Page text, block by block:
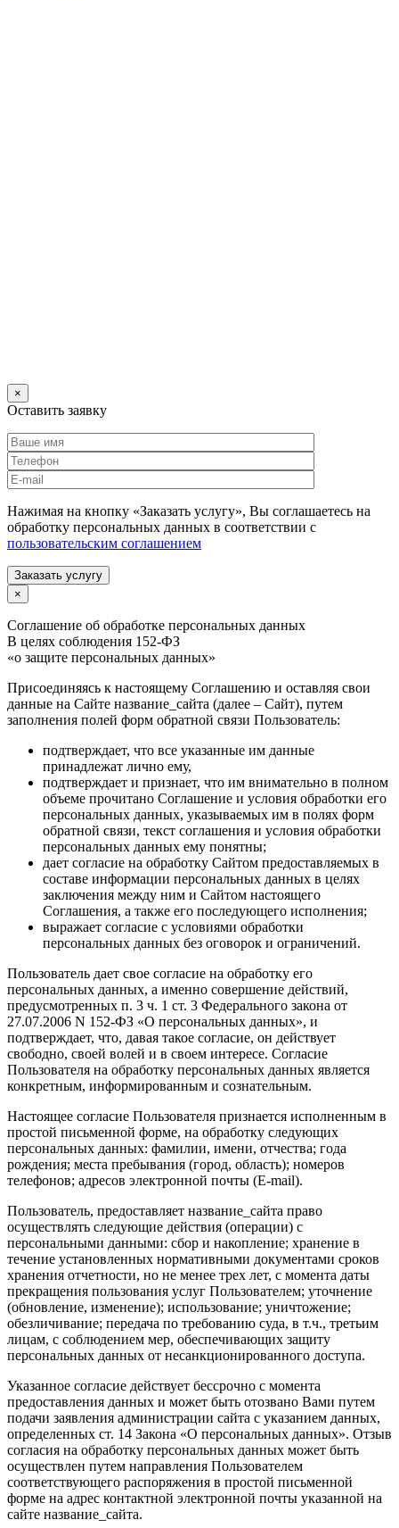
×
Оставить заявку
Нажимая на кнопку «Заказать услугу», Вы соглашаетесь на
обработку персональных данных в соответствии с
пользовательским соглашением
Заказать услугу
×
Соглашение об обработке персональных данных
В целях соблюдения 152-ФЗ
«о защите персональных данных»
Присоединяясь к настоящему Соглашению и оставляя свои
данные на Сайте название_сайта (далее – Сайт), путем
заполнения полей форм обратной связи Пользователь:
подтверждает, что все указанные им данные
принадлежат лично ему,
подтверждает и признает, что им внимательно в полном
объеме прочитано Соглашение и условия обработки его
персональных данных, указываемых им в полях форм
обратной связи, текст соглашения и условия обработки
персональных данных ему понятны;
дает согласие на обработку Сайтом предоставляемых в
составе информации персональных данных в целях
заключения между ним и Сайтом настоящего
Соглашения, а также его последующего исполнения;
выражает согласие с условиями обработки
персональных данных без оговорок и ограничений.
Пользователь дает свое согласие на обработку его
персональных данных, а именно совершение действий,
предусмотренных п. 3 ч. 1 ст. 3 Федерального закона от
27.07.2006 N 152-ФЗ «О персональных данных», и
подтверждает, что, давая такое согласие, он действует
свободно, своей волей и в своем интересе. Согласие
Пользователя на обработку персональных данных является
конкретным, информированным и сознательным.
Настоящее согласие Пользователя признается исполненным в
простой письменной форме, на обработку следующих
персональных данных: фамилии, имени, отчества; года
рождения; места пребывания (город, область); номеров
телефонов; адресов электронной почты (E-mail).
Пользователь, предоставляет название_сайта право
осуществлять следующие действия (операции) с
персональными данными: сбор и накопление; хранение в
течение установленных нормативными документами сроков
хранения отчетности, но не менее трех лет, с момента даты
прекращения пользования услуг Пользователем; уточнение
(обновление, изменение); использование; уничтожение;
обезличивание; передача по требованию суда, в т.ч., третьим
лицам, с соблюдением мер, обеспечивающих защиту
персональных данных от несанкционированного доступа.
Указанное согласие действует бессрочно с момента
предоставления данных и может быть отозвано Вами путем
подачи заявления администрации сайта с указанием данных,
определенных ст. 14 Закона «О персональных данных». Отзыв
согласия на обработку персональных данных может быть
осуществлен путем направления Пользователем
соответствующего распоряжения в простой письменной
форме на адрес контактной электронной почты указанной на
сайте название_сайта.